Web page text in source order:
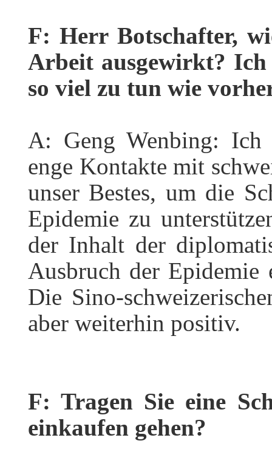
F: Herr Botschafter,
Arbeit ausgewirkt? Ich
so viel zu tun wie
A: Geng Wenbing: Ich
enge Kontakte mit
unser Bestes, um die
Epidemie zu
der Inhalt der
Ausbruch der Epidemie
Die Sino-
aber weiterhin positiv.
F: Tragen Sie eine
einkaufen gehen?